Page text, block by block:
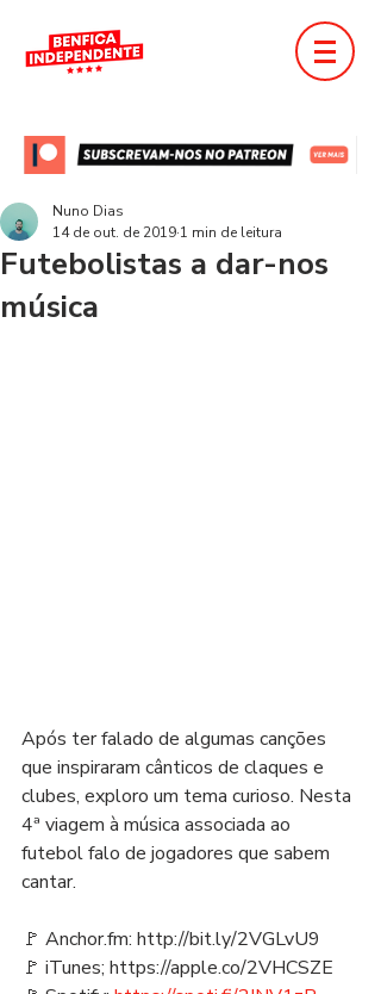
Futebolistas a dar-nos
música
Nuno Dias
14 de out. de 2019 1 min de leitura
Após ter falado de algumas canções
que inspiraram cânticos de claques e
clubes, exploro um tema curioso. Nesta
4ª viagem à música associada ao
futebol falo de jogadores que sabem
cantar.
🚩 Anchor.fm: http://bit.ly/2VGLvU9
🚩 iTunes; https://apple.co/2VHCSZE